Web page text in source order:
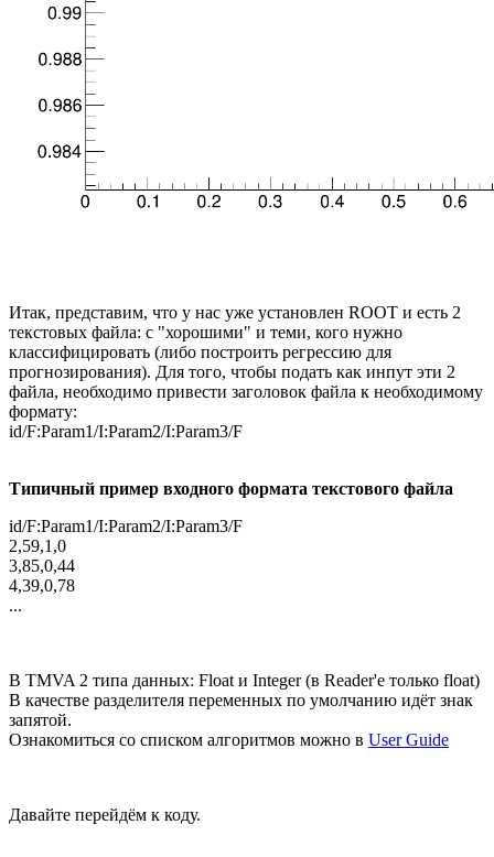
Итак, представим, что у нас уже установлен ROOT и есть 2
текстовых файла: с "хорошими" и теми, кого нужно
классифицировать (либо построить регрессию для
прогнозирования). Для того, чтобы подать как инпут эти 2
файла, необходимо привести заголовок файла к необходимому
формату:
id/F:Param1/I:Param2/I:Param3/F
Типичный пример входного формата текстового файла
id/F:Param1/I:Param2/I:Param3/F
2,59,1,0
3,85,0,44
4,39,0,78
...
В TMVA 2 типа данных: Float и Integer (в Reader'e только float)
В качестве разделителя переменных по умолчанию идёт знак
запятой.
Ознакомиться со списком алгоритмов можно в User Guide
Давайте перейдём к коду.